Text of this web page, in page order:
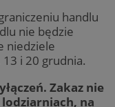
handlu
nie będzie
niedziele
i 20 grudnia.
Zakaz nie
na